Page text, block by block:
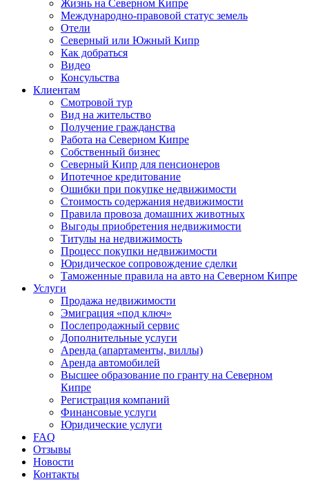
Жизнь на Северном Кипре
Международно-правовой статус земель
Отели
Северный или Южный Кипр
Как добраться
Видео
Консульства
Клиентам
Смотровой тур
Вид на жительство
Получение гражданства
Работа на Северном Кипре
Собственный бизнес
Северный Кипр для пенсионеров
Ипотечное кредитование
Ошибки при покупке недвижимости
Стоимость содержания недвижимости
Правила провоза домашних животных
Выгоды приобретения недвижимости
Титулы на недвижимость
Процесс покупки недвижимости
Юридическое сопровождение сделки
Таможенные правила на авто на Северном Кипре
Услуги
Продажа недвижимости
Эмиграция «под ключ»
Послепродажный сервис
Дополнительные услуги
Аренда (апартаменты, виллы)
Аренда автомобилей
Высшее образование по гранту на Северном
Кипре
Регистрация компаний
Финансовые услуги
Юридические услуги
FAQ
Отзывы
Новости
Контакты